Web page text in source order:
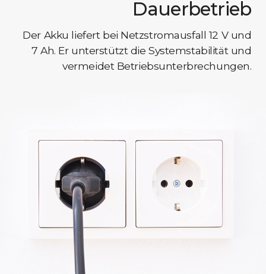
Dauerbetrieb
Der Akku liefert bei Netzstromausfall 12 V und
7 Ah. Er unterstützt die Systemstabilität und
vermeidet Betriebsunterbrechungen.